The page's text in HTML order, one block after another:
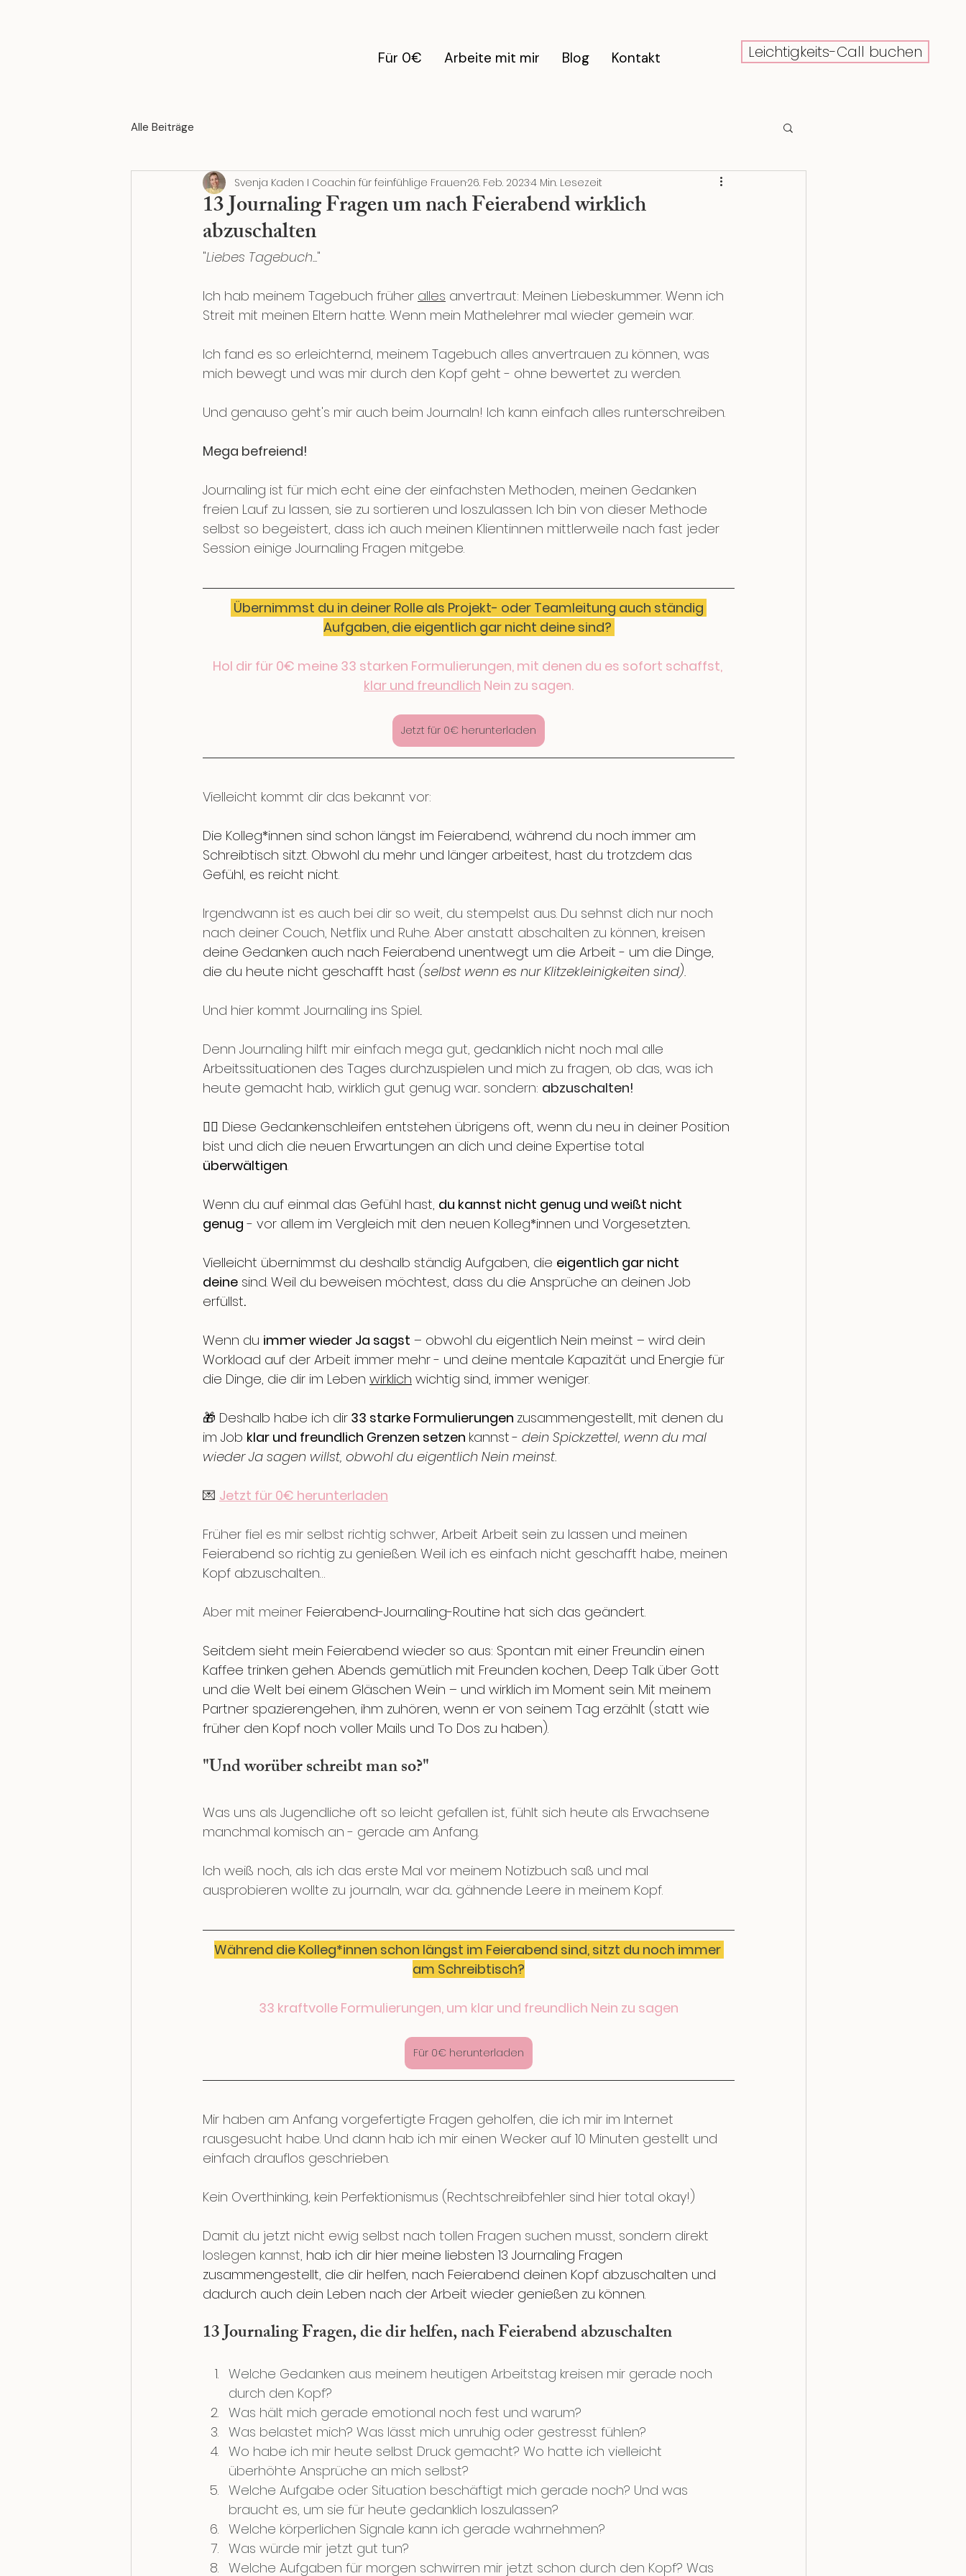
Für 0€ Arbeite mit mir Blog Kontakt Leichtigkeits-Call buchen
Alle Beiträge
13 Journaling Fragen um nach Feierabend wirklich
abzuschalten
Svenja Kaden I Coachin für feinfühlige Frauen26. Feb. 20234 Min. Lesezeit
"Liebes Tagebuch..."
Ich hab meinem Tagebuch früher alles anvertraut: Meinen Liebeskummer. Wenn ich
Streit mit meinen Eltern hatte. Wenn mein Mathelehrer mal wieder gemein war.
Ich fand es so erleichternd, meinem Tagebuch alles anvertrauen zu können, was
mich bewegt und was mir durch den Kopf geht - ohne bewertet zu werden.
Und genauso geht's mir auch beim Journaln! Ich kann einfach alles runterschreiben.
Mega befreiend!
Journaling ist für mich echt eine der einfachsten Methoden, meinen Gedanken
freien Lauf zu lassen, sie zu sortieren und loszulassen. Ich bin von dieser Methode
selbst so begeistert, dass ich auch meinen Klientinnen mittlerweile nach fast jeder
Session einige Journaling Fragen mitgebe.
Aufgaben, die eigentlich gar nicht deine sind?
Hol dir für 0€ meine 33 starken Formulierungen, mit denen du es sofort schaffst,
klar und freundlich Nein zu sagen.
Jetzt für 0€ herunterladen
Vielleicht kommt dir das bekannt vor:
Die Kolleg*innen sind schon längst im Feierabend, während du noch immer am
Schreibtisch sitzt. Obwohl du mehr und länger arbeitest, hast du trotzdem das
Gefühl, es reicht nicht.
Irgendwann ist es auch bei dir so weit, du stempelst aus. Du sehnst dich nur noch
nach deiner Couch, Netflix und Ruhe. Aber anstatt abschalten zu können, kreisen
deine Gedanken auch nach Feierabend unentwegt um die Arbeit - um die Dinge,
die du heute nicht geschafft hast (selbst wenn es nur Klitzekleinigkeiten sind).
Und hier kommt Journaling ins Spiel...
Denn Journaling hilft mir einfach mega gut, gedanklich nicht noch mal alle
Arbeitssituationen des Tages durchzuspielen und mich zu fragen, ob das, was ich
heute gemacht hab, wirklich gut genug war... sondern: abzuschalten!
👉🏼 Diese Gedankenschleifen entstehen übrigens oft, wenn du neu in deiner Position
bist und dich die neuen Erwartungen an dich und deine Expertise total
überwältigen.
Wenn du auf einmal das Gefühl hast, du kannst nicht genug und weißt nicht
genug - vor allem im Vergleich mit den neuen Kolleg*innen und Vorgesetzten...
Vielleicht übernimmst du deshalb ständig Aufgaben, die eigentlich gar nicht
deine sind. Weil du beweisen möchtest, dass du die Ansprüche an deinen Job
erfüllst.
Wenn du immer wieder Ja sagst – obwohl du eigentlich Nein meinst – wird dein
Workload auf der Arbeit immer mehr - und deine mentale Kapazität und Energie für
die Dinge, die dir im Leben wirklich wichtig sind, immer weniger.
🎁 Deshalb habe ich dir 33 starke Formulierungen zusammengestellt, mit denen du
im Job klar und freundlich Grenzen setzen kannst - dein Spickzettel, wenn du mal
wieder Ja sagen willst, obwohl du eigentlich Nein meinst.
💌 Jetzt für 0€ herunterladen
Früher fiel es mir selbst richtig schwer, Arbeit Arbeit sein zu lassen und meinen
Feierabend so richtig zu genießen. Weil ich es einfach nicht geschafft habe, meinen
Kopf abzuschalten…
Aber mit meiner Feierabend-Journaling-Routine hat sich das geändert.
Seitdem sieht mein Feierabend wieder so aus: Spontan mit einer Freundin einen
Kaffee trinken gehen. Abends gemütlich mit Freunden kochen, Deep Talk über Gott
und die Welt bei einem Gläschen Wein – und wirklich im Moment sein. Mit meinem
Partner spazierengehen, ihm zuhören, wenn er von seinem Tag erzählt (statt wie
früher den Kopf noch voller Mails und To Dos zu haben).
"Und worüber schreibt man so?"
Was uns als Jugendliche oft so leicht gefallen ist, fühlt sich heute als Erwachsene
manchmal komisch an - gerade am Anfang.
Ich weiß noch, als ich das erste Mal vor meinem Notizbuch saß und mal
ausprobieren wollte zu journaln, war da... gähnende Leere in meinem Kopf.
Während die Kolleg*innen schon längst im Feierabend sind, sitzt du noch immer
am Schreibtisch?
33 kraftvolle Formulierungen, um klar und freundlich Nein zu sagen
Für 0€ herunterladen
Mir haben am Anfang vorgefertigte Fragen geholfen, die ich mir im Internet
rausgesucht habe. Und dann hab ich mir einen Wecker auf 10 Minuten gestellt und
einfach drauflos geschrieben.
Kein Overthinking, kein Perfektionismus (Rechtschreibfehler sind hier total okay!)
Damit du jetzt nicht ewig selbst nach tollen Fragen suchen musst, sondern direkt
loslegen kannst, hab ich dir hier meine liebsten 13 Journaling Fragen
zusammengestellt, die dir helfen, nach Feierabend deinen Kopf abzuschalten und
dadurch auch dein Leben nach der Arbeit wieder genießen zu können.
13 Journaling Fragen, die dir helfen, nach Feierabend abzuschalten
Welche Gedanken aus meinem heutigen Arbeitstag kreisen mir gerade noch
durch den Kopf?
Was hält mich gerade emotional noch fest und warum?
Was belastet mich? Was lässt mich unruhig oder gestresst fühlen?
Wo habe ich mir heute selbst Druck gemacht? Wo hatte ich vielleicht
überhöhte Ansprüche an mich selbst?
Welche Aufgabe oder Situation beschäftigt mich gerade noch? Und was
braucht es, um sie für heute gedanklich loszulassen?
Welche körperlichen Signale kann ich gerade wahrnehmen?
Was würde mir jetzt gut tun?
Welche Aufgaben für morgen schwirren mir jetzt schon durch den Kopf? Was